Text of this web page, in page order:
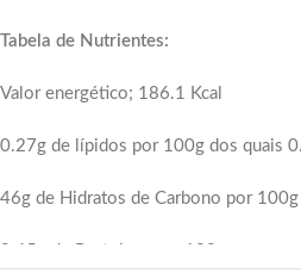
Tabela de Nutrientes:
Valor energético; 186.1 Kcal
0.27g de lípidos por 100g dos quais
46g de Hidratos de Carbono por